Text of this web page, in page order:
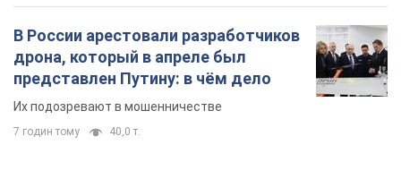
В России арестовали разработчиков
дрона, который в апреле был
представлен Путину: в чём дело
Их подозревают в мошенничестве
7 годин тому 40,0 т.